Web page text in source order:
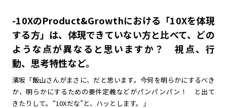
-10XのProduct&Growthにおける「10Xを体現
する方」は、体現できていない方と比べて、どの
ような点が異なると思いますか？ 視点、行
動、思考特性など。
濱坂「飯山さんがまさに、だと思います。今何を明らかにするべき
か、明らかにするための要件定義などがパンパンパン！ と出て
きたりして。“10Xだな”と、ハッとします。」